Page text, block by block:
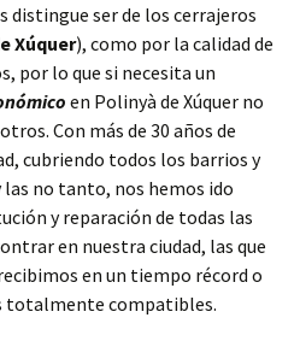
distingue ser de los cerrajeros
Xúquer), como por la calidad de
por lo que si necesita un
en Polinyà de Xúquer no
Con más de 30 años de
cubriendo todos los barrios y
las no tanto, nos hemos ido
y reparación de todas las
en nuestra ciudad, las que
en un tiempo récord o
totalmente compatibles.